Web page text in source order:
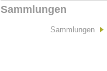
Sammlungen
Sammlungen